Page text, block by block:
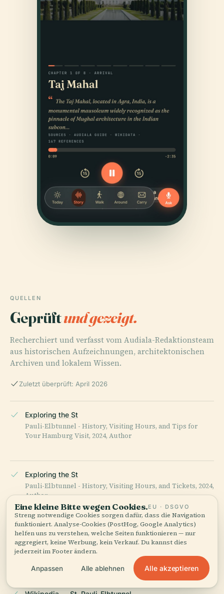
QUELLEN
Geprüftund gezeigt.
Recherchiert und verfasst vom Audiala-Redaktionsteam
aus historischen Aufzeichnungen, architektonischen
Archiven und lokalem Wissen.
Zuletzt überprüft: April 2026
Exploring the St
Pauli-Elbtunnel - History, Visiting Hours, and Tips for
Your Hamburg Visit, 2024, Author
Exploring the St
Pauli-Elbtunnel - History, Visiting Hours, and Tickets, 2024,
Author
Ultimate Guide to Visiting St
Pauli-Elbtunnel in Hamburg - Hours, Tickets, and Tips,
2024, Author
Eine kleine Bitte wegen Cookies.EU · DSGVO
Streng notwendige Cookies sorgen dafür, dass die Navigation
funktioniert. Analyse-Cookies (PostHog, Google Analytics)
helfen uns zu verstehen, welche Seiten funktionieren — nur
aggregiert, keine Werbung, kein Verkauf. Du kannst dies
jederzeit im Footer ändern.
Anpassen Alle ablehnen Alle akzeptieren